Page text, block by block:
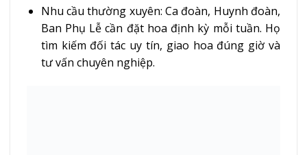
Nhu cầu thường xuyên: Ca đoàn, Huynh đoàn,
Ban Phụ Lễ cần đặt hoa định kỳ mỗi tuần. Họ
tìm kiếm đối tác uy tín, giao hoa đúng giờ và
tư vấn chuyên nghiệp.